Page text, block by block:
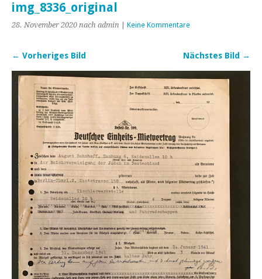
img_8336_original
28. November 2020 nach admin Keine Kommentare
← Vorheriges Bild Nächstes Bild →